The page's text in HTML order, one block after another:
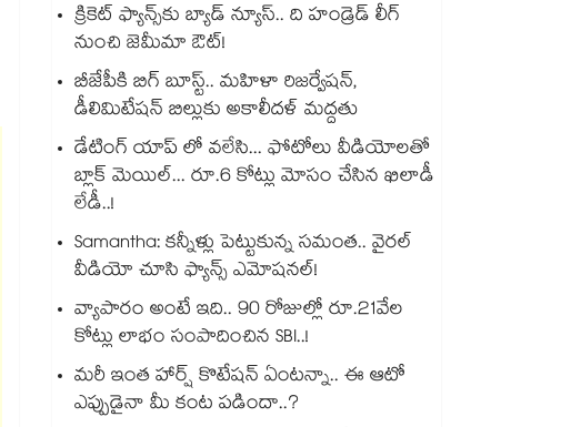
క్రికెట్ ఫ్యాన్స్‌కు బ్యాడ్ న్యూస్.. ది హండ్రెడ్ లీగ్
నుంచి జెమీమా ఔట్!
బీజేపీకి బిగ్ బూస్ట్.. మహిళా రిజర్వేషన్,
డీలిమిటేషన్ బిల్లుకు అకాలీదళ్ మద్దతు
డేటింగ్ యాప్ లో వలేసి... ఫోటోలు వీడియోలతో
బ్లాక్ మెయిల్... రూ.6 కోట్లు మోసం చేసిన ఖిలాడీ
లేడీ..!
Samantha: కన్నీళ్లు పెట్టుకున్న సమంత.. వైరల్
వీడియో చూసి ఫ్యాన్స్ ఎమోషనల్!
వ్యాపారం అంటే ఇది.. 90 రోజుల్లో రూ.21వేల
కోట్లు లాభం సంపాదించిన SBI..!
మరీ ఇంత హార్ష్ కొటేషన్ ఏంటన్నా.. ఈ ఆటో
ఎప్పుడైనా మీ కంట పడిందా..?